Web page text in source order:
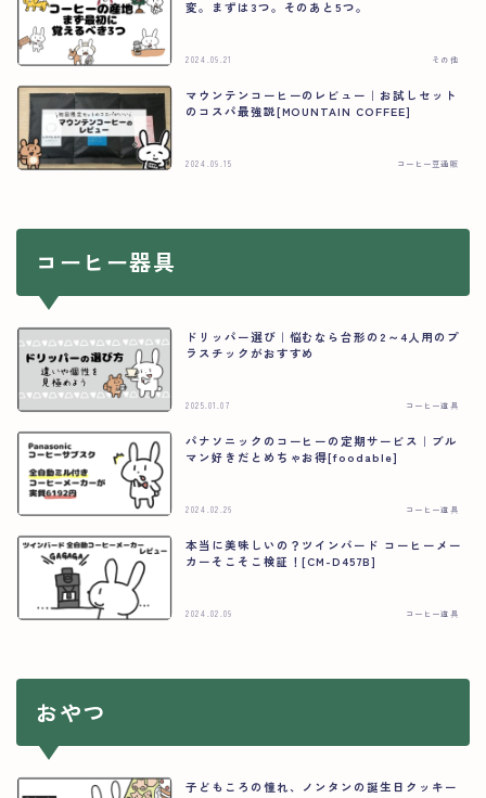
変。まずは3つ。そのあと5つ。
2024.09.21 その他
マウンテンコーヒーのレビュー｜お試しセット
のコスパ最強説[MOUNTAIN COFFEE]
2024.09.15 コーヒー豆通販
コーヒー器具
ドリッパー選び｜悩むなら台形の2～4人用のプ
ラスチックがおすすめ
2025.01.07 コーヒー道具
パナソニックのコーヒーの定期サービス｜ブル
マン好きだとめちゃお得[foodable]
2024.02.26 コーヒー道具
本当に美味しいの？ツインバード コーヒーメー
カーそこそこ検証！[CM-D457B]
2024.02.09 コーヒー道具
おやつ
子どもころの憧れ、ノンタンの誕生日クッキー